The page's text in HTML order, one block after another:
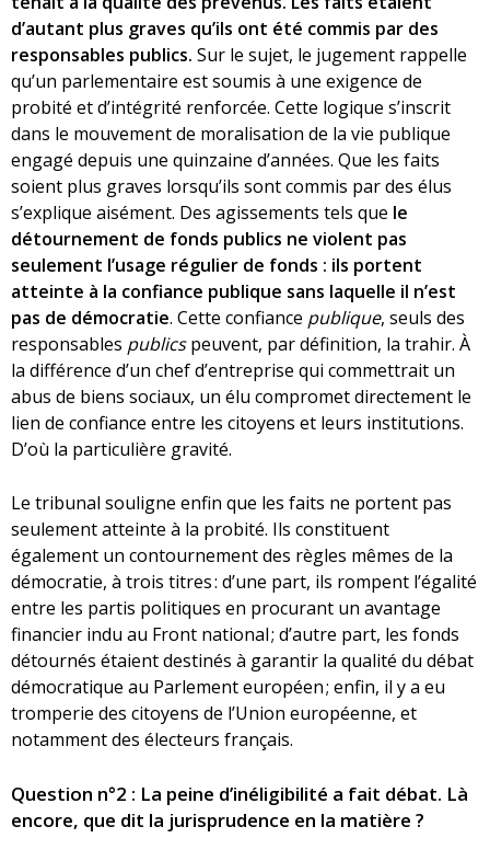
d’autant plus graves qu’ils ont été commis par des
responsables publics. Sur le sujet, le jugement rappelle
qu’un parlementaire est soumis à une exigence de
probité et d’intégrité renforcée. Cette logique s’inscrit
dans le mouvement de moralisation de la vie publique
engagé depuis une quinzaine d’années. Que les faits
soient plus graves lorsqu’ils sont commis par des élus
s’explique aisément. Des agissements tels que le
détournement de fonds publics ne violent pas
seulement l’usage régulier de fonds : ils portent
atteinte à la confiance publique sans laquelle il n’est
pas de démocratie. Cette confiance publique, seuls des
responsables publicspeuvent, par définition, la trahir. À
la différence d’un chef d’entreprise qui commettrait un
abus de biens sociaux, un élu compromet directement le
lien de confiance entre les citoyens et leurs institutions.
D’où la particulière gravité.
Le tribunal souligne enfin que les faits ne portent pas
seulement atteinte à la probité. Ils constituent
également un contournement des règles mêmes de la
démocratie, à trois titres : d’une part, ils rompent l’égalité
entre les partis politiques en procurant un avantage
financier indu au Front national ; d’autre part, les fonds
détournés étaient destinés à garantir la qualité du débat
démocratique au Parlement européen ; enfin, il y a eu
tromperie des citoyens de l’Union européenne, et
notamment des électeurs français.
Question n°2 : La peine d’inéligibilité a fait débat. Là
encore, que dit la jurisprudence en la matière ?